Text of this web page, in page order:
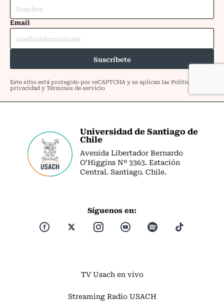
Universidad de Santiago de
Chile
Avenida Libertador Bernardo
O’Higgins Nº 3363. Estación
Central. Santiago. Chile.
Síguenos en:
TV Usach en vivo
Streaming Radio USACH